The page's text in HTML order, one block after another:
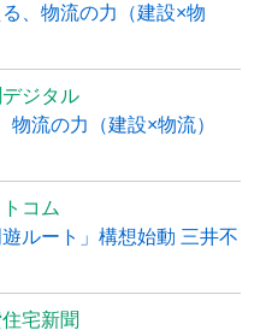
、物流の力（建設×物
ジタル
物流の力（建設×物流）
コム
ルート」構想始動 三井不
宅新聞